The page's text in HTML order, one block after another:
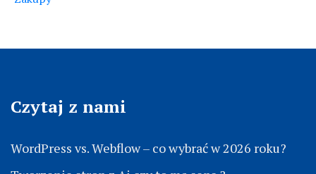
Czytaj z nami
WordPress vs. Webflow – co wybrać w 2026 roku?